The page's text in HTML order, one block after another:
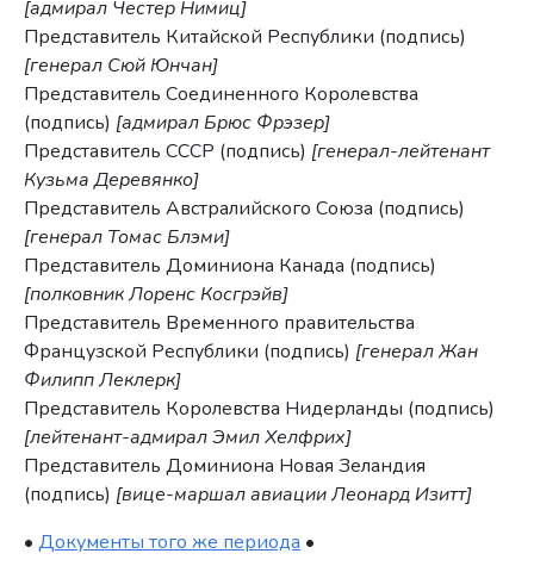
[адмирал Честер Нимиц]
Представитель Китайской Республики (подпись)
[генерал Сюй Юнчан]
Представитель Соединенного Королевства
(подпись) [адмирал Брюс Фрэзер]
Представитель СССР (подпись) [генерал-лейтенант
Кузьма Деревянко]
Представитель Австралийского Союза (подпись)
[генерал Томас Блэми]
Представитель Доминиона Канада (подпись)
[полковник Лоренс Косгрэйв]
Представитель Временного правительства
Французской Республики (подпись) [генерал Жан
Филипп Леклерк]
Представитель Королевства Нидерланды (подпись)
[лейтенант-адмирал Эмил Хелфрих]
Представитель Доминиона Новая Зеландия
(подпись) [вице-маршал авиации Леонард Изитт]
•Документы того же периода •